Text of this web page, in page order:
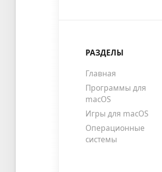
РАЗДЕЛЫ
Главная
Программы для
macOS
Игры для macOS
Операционные
системы